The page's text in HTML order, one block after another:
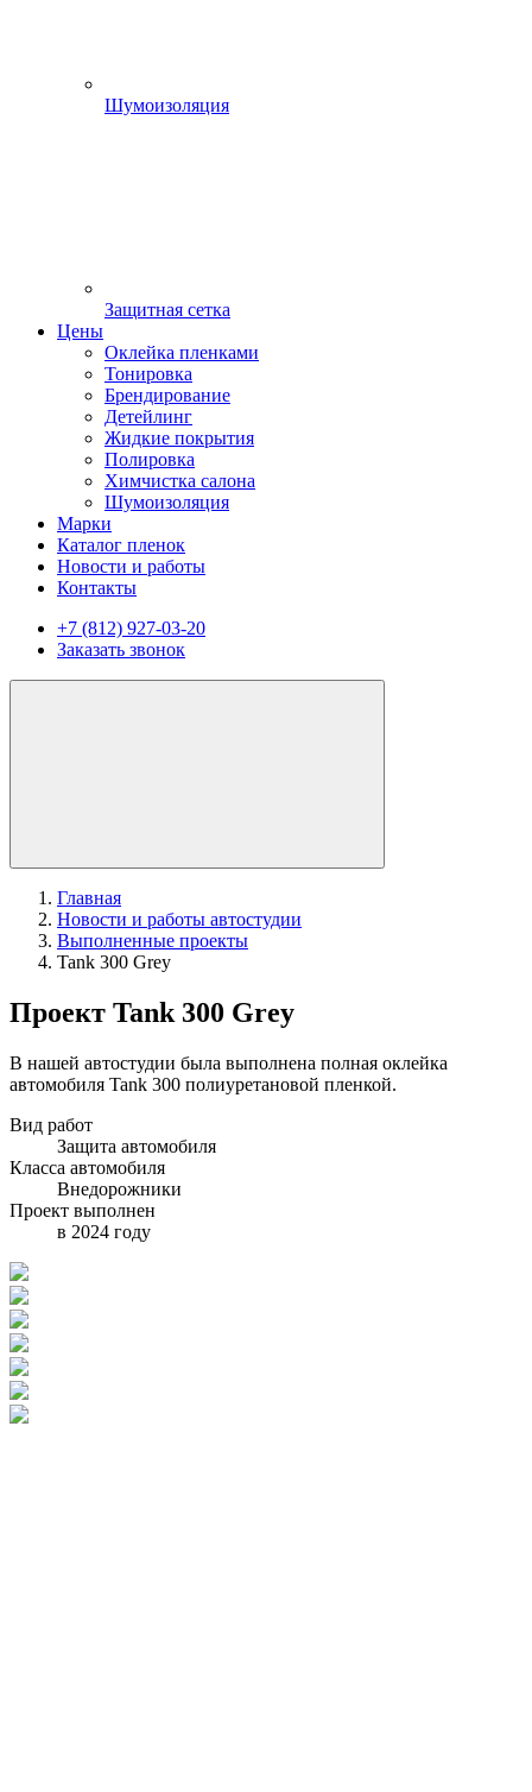
Шумоизоляция
Защитная сетка
Цены
Оклейка пленками
Тонировка
Брендирование
Детейлинг
Жидкие покрытия
Полировка
Химчистка салона
Шумоизоляция
Марки
Каталог пленок
Новости и работы
Контакты
+7 (812) 927-03-20
Заказать звонок
Главная
Новости и работы автостудии
Выполненные проекты
Tank 300 Grey
Проект Tank 300 Grey
В нашей автостудии была выполнена полная оклейка
автомобиля Tank 300 полиуретановой пленкой.
Вид работ
Защита автомобиля
Класса автомобиля
Внедорожники
Проект выполнен
в 2024 году